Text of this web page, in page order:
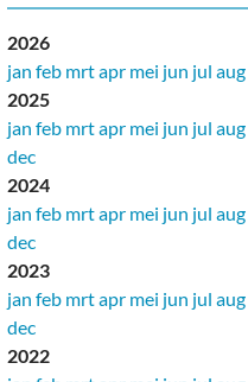
2026
jan feb mrtapr mei jun jul aug
2025
jan feb mrtapr mei jun jul aug
dec
2024
jan feb mrtapr mei jun jul aug
dec
2023
jan feb mrtapr mei jun jul aug
dec
2022